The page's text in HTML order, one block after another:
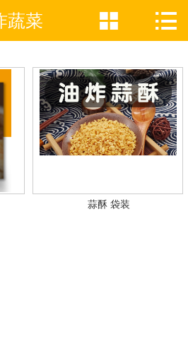
网站首页
产品分类
产品动态
企业VR
蔬菜  
蒜酥 袋装